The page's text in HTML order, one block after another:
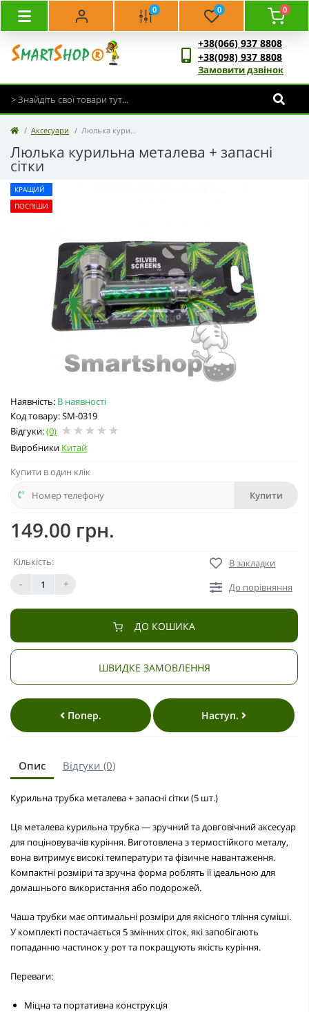
0 0 0
+38(066) 937 8808
+38(098) 937 8808
Замовити дзвінок
Аксесуари Люлька курильна металева + запасні сітки
Люлька курильна металева + запасні
сітки
Наявність: В наявності
Код товару: SM-0319
Відгуки:(0)
Виробники Китай
КРАЩИЙ
ПОСПІШИ
Купити в один клік
Купити
149.00 грн.
Кількість:
-
+
В закладки
До порівняння
ДО КОШИКА
ШВИДКЕ ЗАМОВЛЕННЯ
Попер. Наступ.
Опис Відгуки (0)
Курильна трубка металева + запасні сітки (5 шт.)
Ця металева курильна трубка — зручний та довговічний аксесуар
для поціновувачів куріння. Виготовлена з термостійкого металу,
вона витримує високі температури та фізичне навантаження.
Компактні розміри та зручна форма роблять її ідеальною для
домашнього використання або подорожей.
Чаша трубки має оптимальні розміри для якісного тління суміші.
У комплекті постачається5 змінних сіток, які запобігають
попаданню частинок у рот та покращують якість куріння.
Переваги:
Міцна та портативна конструкція